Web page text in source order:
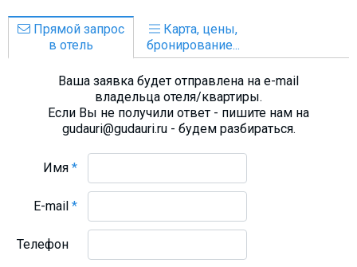
Прямой запрос
в отель
Карта, цены,
бронирование...
Ваша заявка будет отправлена на e-mail
владельца отеля/квартиры.
Если Вы не получили ответ - пишите нам на
gudauri@gudauri.ru - будем разбираться.
Имя*
E-mail*
Телефон